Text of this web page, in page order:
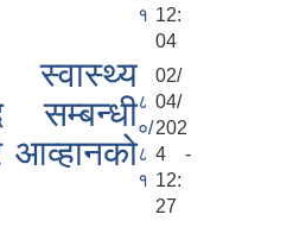
१ 12:
04
सम्बन्धी
आव्हानको
८
०/
८
१
02/
04/
202
4 -
12:
27